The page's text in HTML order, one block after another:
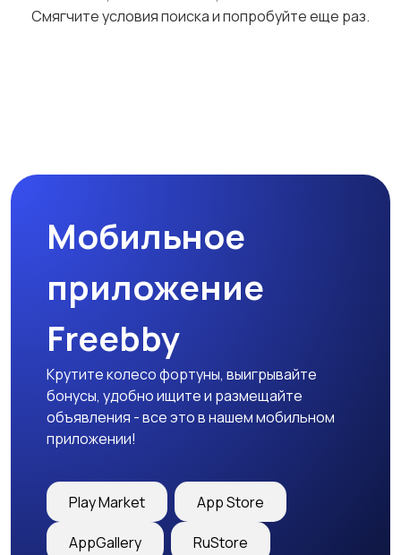
Детская одежда Детская обувь
Детский транспорт
Смягчите условия поиска и попробуйте еще раз.
Мобильное
приложение
Freebby
Крутите колесо фортуны, выигрывайте
бонусы, удобно ищите и размещайте
объявления - все это в нашем мобильном
приложении!
Play Market App Store
AppGallery RuStore